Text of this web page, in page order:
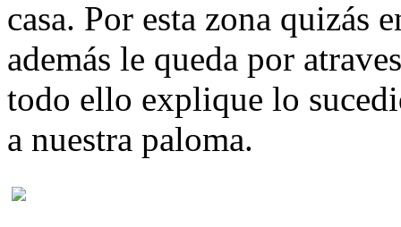
casa. Por esta zona quizás
además le queda por
todo ello explique lo
a nuestra paloma.